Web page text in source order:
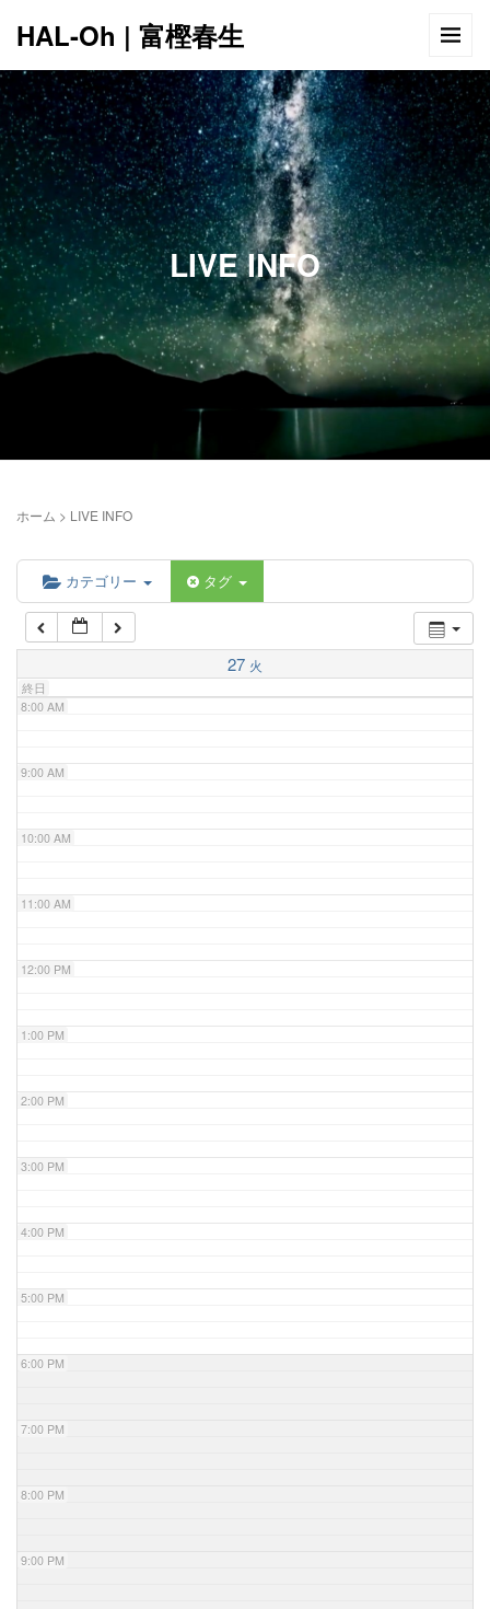
HAL-Oh | 富樫春生
LIVE INFO
ホーム > LIVE INFO
カテゴリー タグ
27 火
終日
12:00 AM
1:00 AM
2:00 AM
5:00 AM
6:00 AM
7:00 AM
8:00 AM
9:00 AM
10:00 AM
11:00 AM
12:00 PM
1:00 PM
2:00 PM
3:00 PM
4:00 PM
5:00 PM
6:00 PM
7:00 PM
8:00 PM
9:00 PM